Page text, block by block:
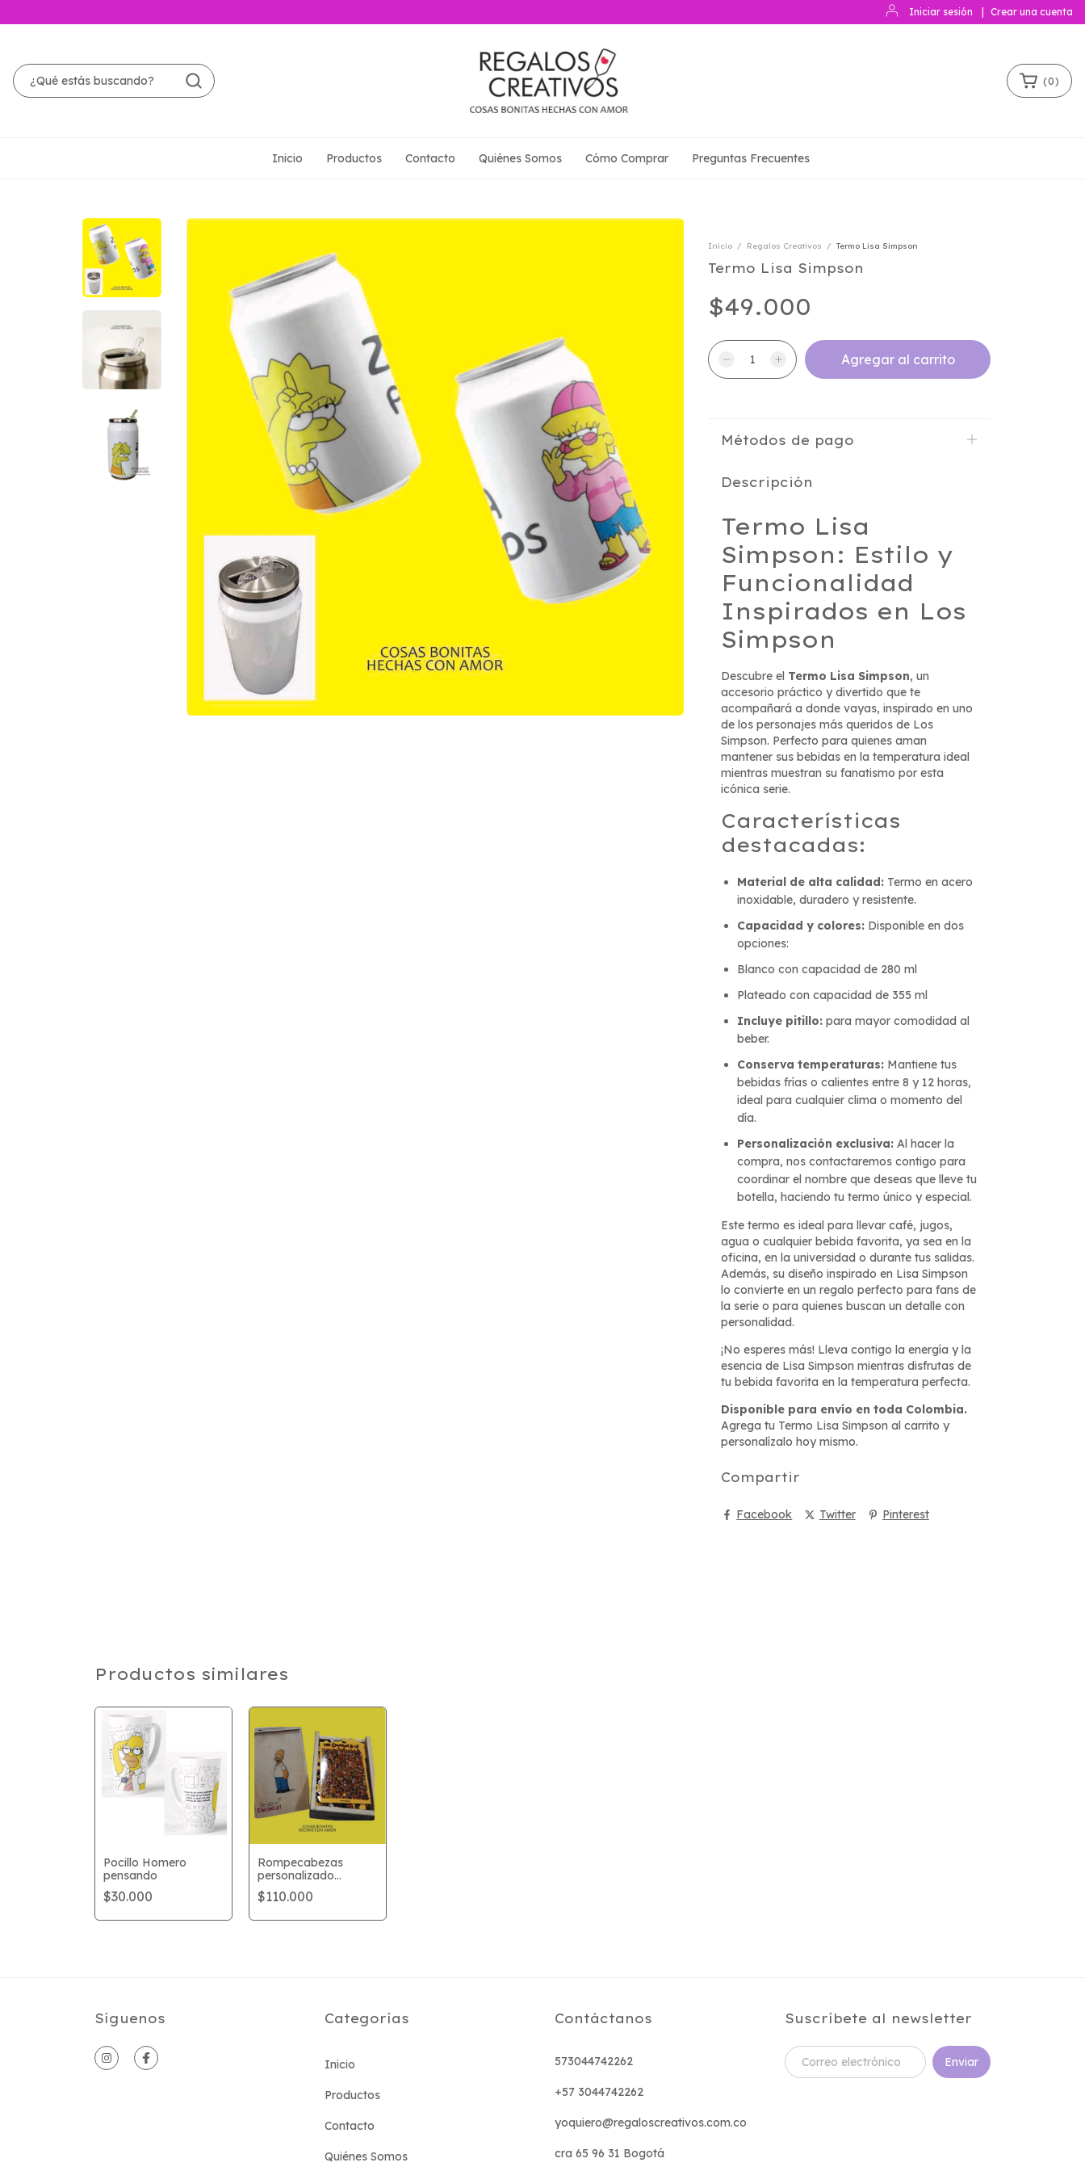
Iniciar sesión Crear una cuenta
(0)
Inicio Productos Contacto Quiénes Somos Cómo Comprar Preguntas Frecuentes
Inicio / Regalos Creativos / Termo Lisa Simpson
Termo Lisa Simpson
$49.000
Métodos de pago
Descripción
Termo Lisa
Simpson: Estilo y
Funcionalidad
Inspirados en Los
Simpson
Descubre el Termo Lisa Simpson, un
accesorio práctico y divertido que te
acompañará a donde vayas, inspirado en uno
de los personajes más queridos de Los
Simpson. Perfecto para quienes aman
mantener sus bebidas en la temperatura ideal
mientras muestran su fanatismo por esta
icónica serie.
Características
destacadas:
Material de alta calidad: Termo en acero
inoxidable, duradero y resistente.
Capacidad y colores: Disponible en dos
opciones:
Blanco con capacidad de 280 ml
Plateado con capacidad de 355 ml
Incluye pitillo: para mayor comodidad al
beber.
Conserva temperaturas: Mantiene tus
bebidas frías o calientes entre 8 y 12 horas,
ideal para cualquier clima o momento del
día.
Personalización exclusiva: Al hacer la
compra, nos contactaremos contigo para
coordinar el nombre que deseas que lleve tu
botella, haciendo tu termo único y especial.
Este termo es ideal para llevar café, jugos,
agua o cualquier bebida favorita, ya sea en la
oficina, en la universidad o durante tus salidas.
Además, su diseño inspirado en Lisa Simpson
lo convierte en un regalo perfecto para fans de
la serie o para quienes buscan un detalle con
personalidad.
¡No esperes más! Lleva contigo la energía y la
esencia de Lisa Simpson mientras disfrutas de
tu bebida favorita en la temperatura perfecta.
Disponible para envío en toda Colombia.
Agrega tu Termo Lisa Simpson al carrito y
personalízalo hoy mismo.
Compartir
Facebook Twitter Pinterest
Productos similares
Pocillo Homero
pensando
$30.000
Rompecabezas
personalizado
Inspirado en Los
Simpson
$110.000
Síguenos Categorías
Inicio
Productos
Contacto
Quiénes Somos
Contáctanos
573044742262
+57 3044742262
yoquiero@regaloscreativos.com.co
cra 65 96 31 Bogotá
Suscríbete al newsletter